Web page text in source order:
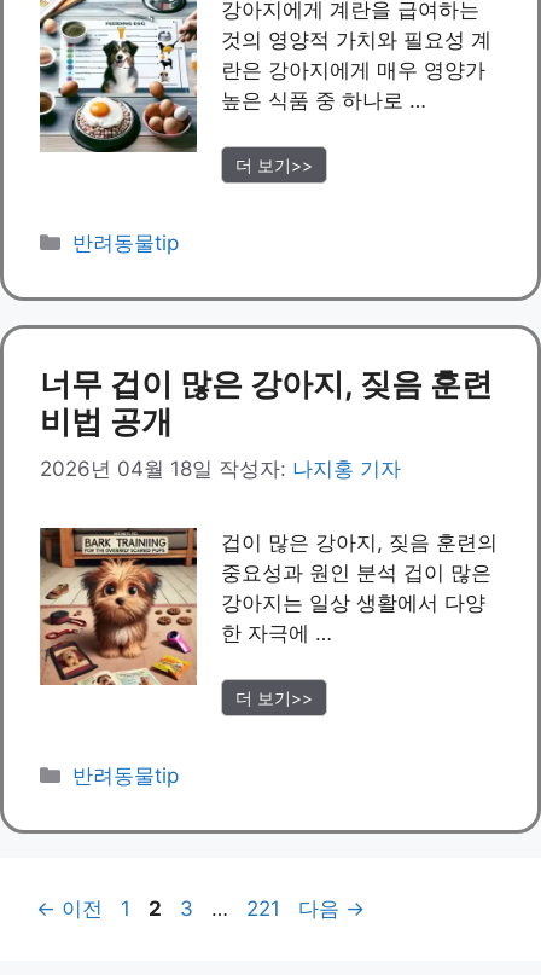
강아지에게 계란을 급여하는
것의 영양적 가치와 필요성 계
란은 강아지에게 매우 영양가
높은 식품 중 하나로 …
더 보기>>
카
고
리
반려동물tip
너무 겁이 많은 강아지, 짖음 훈련
비법 공개
2026년 04월 18일 작성자: 나지홍 기자
겁이 많은 강아지, 짖음 훈련의
중요성과 원인 분석 겁이 많은
강아지는 일상 생활에서 다양
한 자극에 …
더 보기>>
카
고
반려동물tip
← 이전
페
1
페
2
페
3 …
페
221 다음 →